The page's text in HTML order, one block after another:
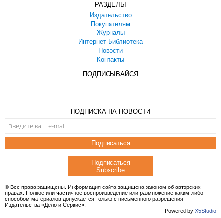
РАЗДЕЛЫ
Издательство
Покупателям
Журналы
Интернет-Библиотека
Новости
Контакты
ПОДПИСЫВАЙСЯ
ПОДПИСКА НА НОВОСТИ
Подписаться
Подписаться
Subscribe
© Все права защищены. Информация сайта защищена законом об авторских
правах. Полное или частичное воспроизведение или размножение каким-либо
способом материалов допускается только с письменного разрешения
Издательства «Дело и Сервис».
Powered by X5Studio